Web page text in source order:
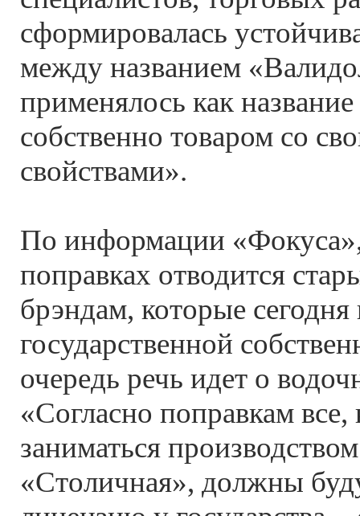
сформировалась
между названием
применялось как
собственно товаром со
свойствами».
По информации
поправках отводится
брэндам, которые сегодня
государственной
очередь речь идет о
«Согласно поправкам все,
заниматься
«Столичная», должны